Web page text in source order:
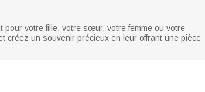
votre fille, votre sœur, votre femme ou votre
créez un souvenir précieux en leur offrant une pièce